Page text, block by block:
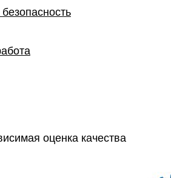
оценка качества